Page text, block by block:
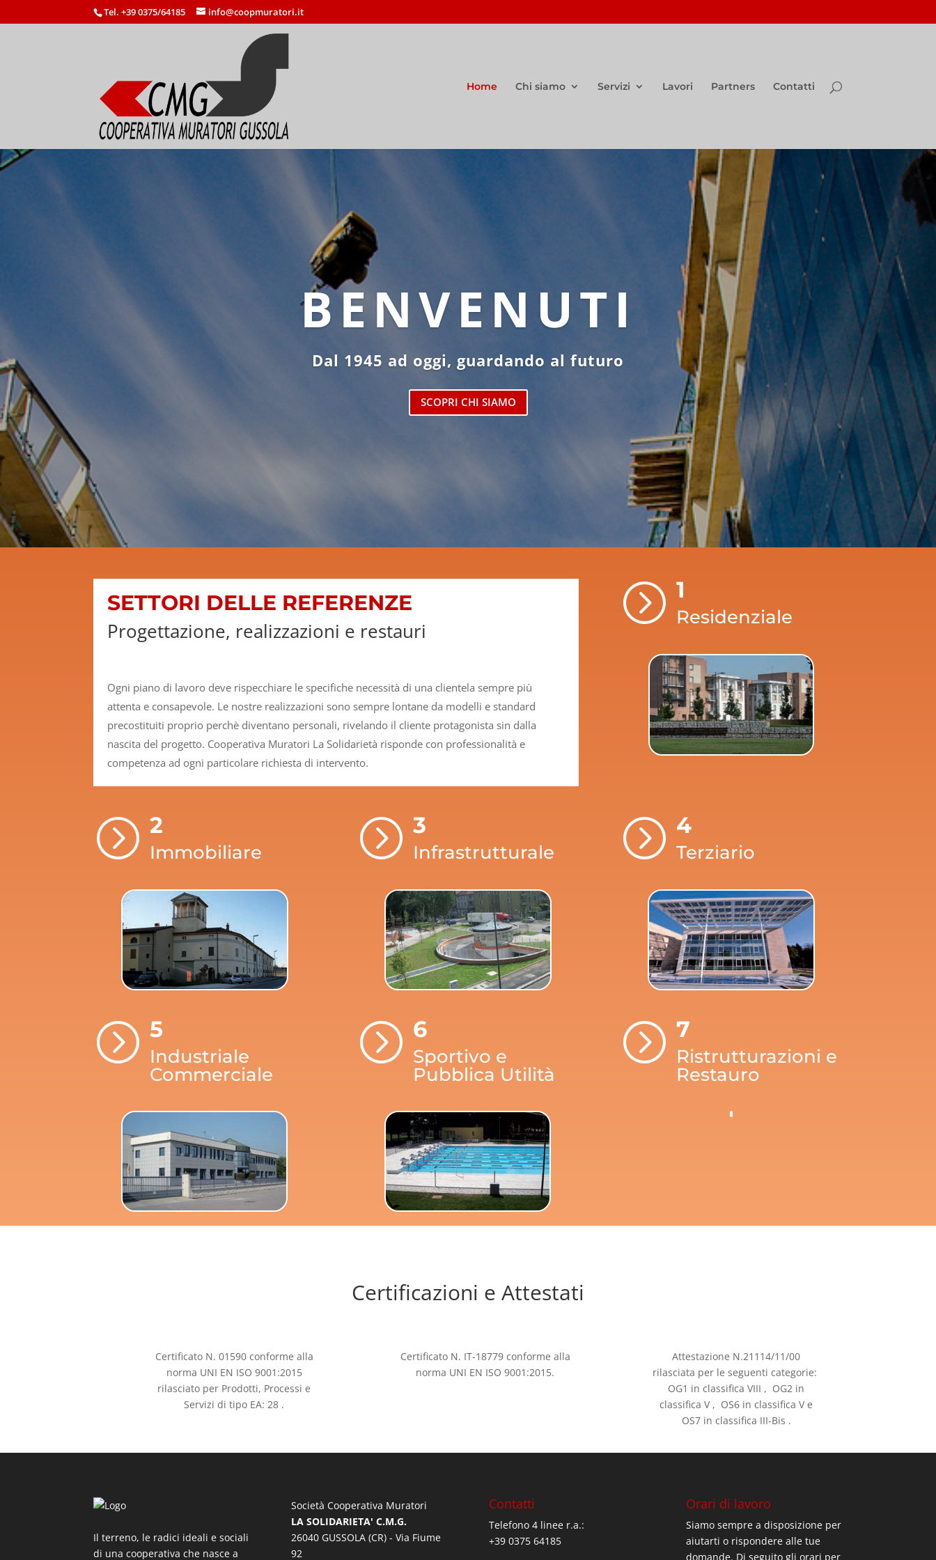
Tel. +39 0375/64185 info@coopmuratori.it
Home Chi siamo Servizi Lavori Partners Contatti
BENVENUTI
Dal 1945 ad oggi, guardando al futuro
SCOPRI CHI SIAMO
SETTORI DELLE REFERENZE
Progettazione, realizzazioni e restauri
Ogni piano di lavoro deve rispecchiare le specifiche necessità di una clientela sempre più
attenta e consapevole. Le nostre realizzazioni sono sempre lontane da modelli e standard
precostituiti proprio perchè diventano personali, rivelando il cliente protagonista sin dalla
nascita del progetto. Cooperativa Muratori La Solidarietà risponde con professionalità e
competenza ad ogni particolare richiesta di intervento.
= 1
Residenziale
= 2
Immobiliare = 3
Infrastrutturale = 4
Terziario
= 5
Industriale
Commerciale
= 6
Sportivo e
Pubblica Utilità
= 7
Ristrutturazioni e
Restauro
Certificazioni e Attestati
Certificato N. 01590 conforme alla
norma UNI EN ISO 9001:2015
rilasciato per Prodotti, Processi e
Servizi di tipo EA: 28 .
Certificato N. IT-18779 conforme alla
norma UNI EN ISO 9001:2015.
Attestazione N.21114/11/00
rilasciata per le seguenti categorie:
OG1 in classifica VIII , OG2 in
classifica V , OS6 in classifica V e
OS7 in classifica III-Bis .
Il terreno, le radici ideali e sociali
di una cooperativa che nasce a
Società Cooperativa Muratori
LA SOLIDARIETA' C.M.G.
26040 GUSSOLA (CR) - Via Fiume
92
Contatti
Telefono 4 linee r.a.:
+39 0375 64185
Orari di lavoro
Siamo sempre a disposizione per
aiutarti o rispondere alle tue
domande. Di seguito gli orari per